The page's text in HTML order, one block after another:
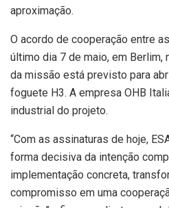
aproximação.
O acordo de cooperação entre
último dia 7 de maio, em Berlim,
da missão está previsto para
foguete H3. A empresa OHB
industrial do projeto.
“Com as assinaturas de hoje,
forma decisiva da intenção
implementação concreta,
compromisso em uma